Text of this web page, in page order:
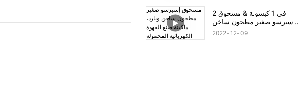
كهربائية خالية من الزيت
2 في 1 كبسولة & مسحوق
إسبرسو صغير مطحون ساخن
وبارد، ماكينة صنع القهوة
2022 12 09